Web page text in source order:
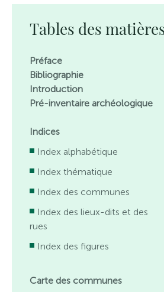
Tables des
Préface
Bibliographie
Introduction
Pré-inventaire archéologique
Indices
Index alphabétique
Index thématique
Index des communes
Index des lieux-dits et des
rues
Index des figures
Carte des communes